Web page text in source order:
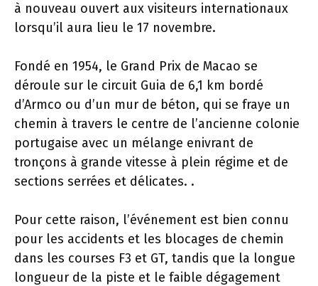
à nouveau ouvert aux visiteurs internationaux
lorsqu’il aura lieu le 17 novembre.
Fondé en 1954, le Grand Prix de Macao se
déroule sur le circuit Guia de 6,1 km bordé
d’Armco ou d’un mur de béton, qui se fraye un
chemin à travers le centre de l’ancienne colonie
portugaise avec un mélange enivrant de
tronçons à grande vitesse à plein régime et de
sections serrées et délicates. .
Pour cette raison, l’événement est bien connu
pour les accidents et les blocages de chemin
dans les courses F3 et GT, tandis que la longue
longueur de la piste et le faible dégagement